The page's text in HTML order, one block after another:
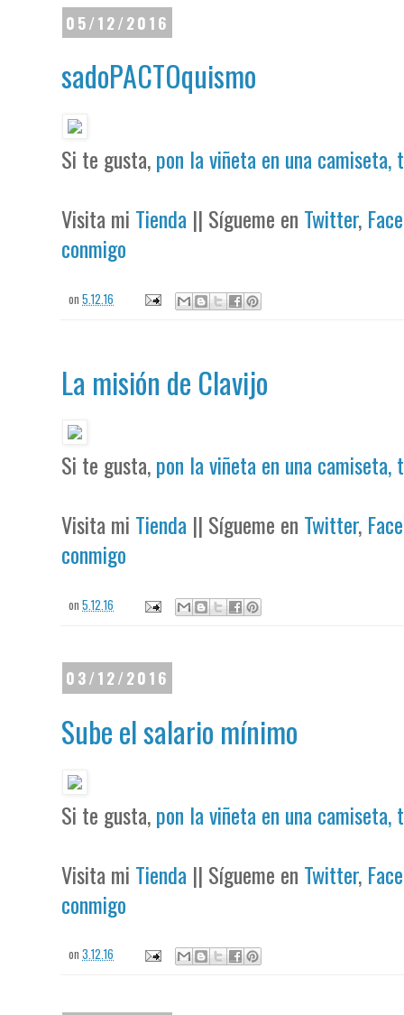
05/12/2016
sadoPACTOquismo
Si te gusta,pon la viñeta en una camiseta,
Visita mi Tienda || Sígueme en Twitter,
conmigo
on5.12.16
La misión de Clavijo
Si te gusta,pon la viñeta en una camiseta,
Visita mi Tienda || Sígueme en Twitter,
conmigo
on5.12.16
03/12/2016
Sube el salario mínimo
Si te gusta,pon la viñeta en una camiseta,
Visita mi Tienda || Sígueme en Twitter,
conmigo
on3.12.16